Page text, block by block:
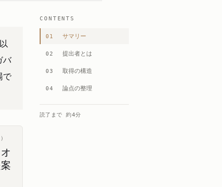
CONTENTS
01 サマリー
02 提出者とは
03 取得の構造
04 論点の整理
読了まで 約4分
バ
で